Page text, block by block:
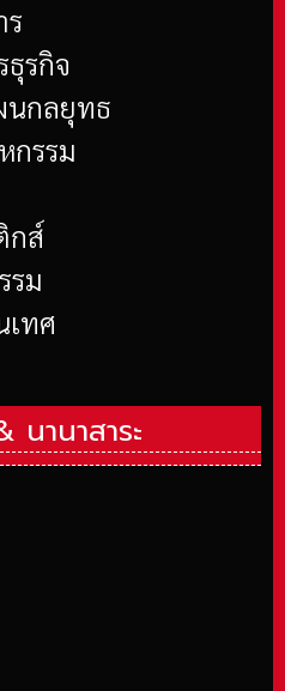
รกิจ
นกลยุทธ
กรรม
กส์
รม
เทศ
นานาสาระ